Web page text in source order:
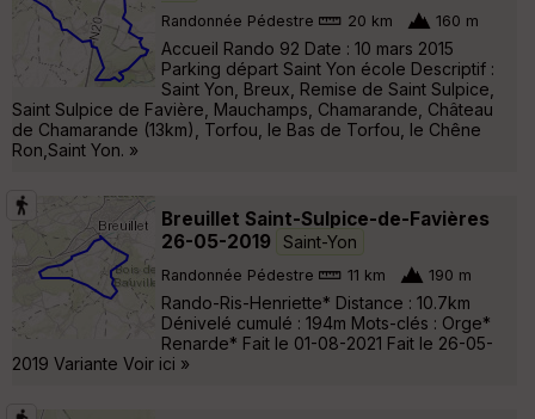
Randonnée Pédestre 20 km 160 m
Accueil Rando 92 Date : 10 mars 2015
Parking départ Saint Yon école Descriptif :
Saint Yon, Breux, Remise de Saint Sulpice,
Saint Sulpice de Favière, Mauchamps, Chamarande, Château
de Chamarande (13km), Torfou, le Bas de Torfou, le Chêne
Ron,Saint Yon. »
Breuillet Saint-Sulpice-de-Favières
26-05-2019
Saint-Yon
Randonnée Pédestre 11 km 190 m
Rando-Ris-Henriette* Distance : 10.7km
Dénivelé cumulé : 194m Mots-clés : Orge*
Renarde* Fait le 01-08-2021 Fait le 26-05-
2019 Variante Voir ici »